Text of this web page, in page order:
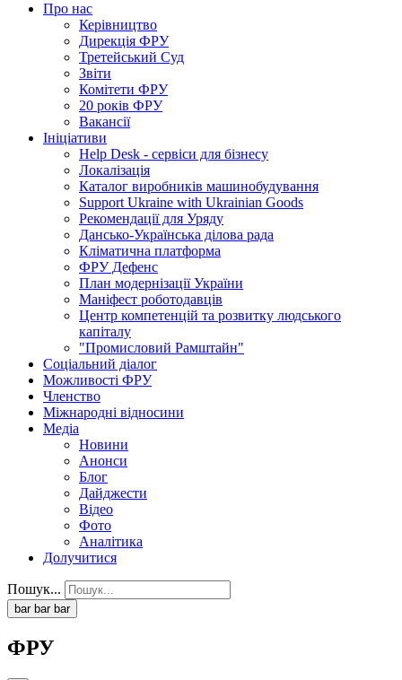
Про нас
Керівництво
Дирекція ФРУ
Третейський Суд
Звіти
Комітети ФРУ
20 років ФРУ
Вакансії
Ініціативи
Help Desk - сервіси для бізнесу
Локалізація
Каталог виробників машинобудування
Support Ukraine with Ukrainian Goods
Рекомендації для Уряду
Дансько-Українська ділова рада
Кліматична платформа
ФРУ Дефенс
План модернізації України
Маніфест роботодавців
Центр компетенцій та розвитку людського
капіталу
"Промисловий Рамштайн"
Соціальний діалог
Можливості ФРУ
Членство
Міжнародні відносини
Медіа
Новини
Анонси
Блог
Дайджести
Відео
Фото
Аналітика
Долучитися
Пошук...
bar bar bar
ФРУ